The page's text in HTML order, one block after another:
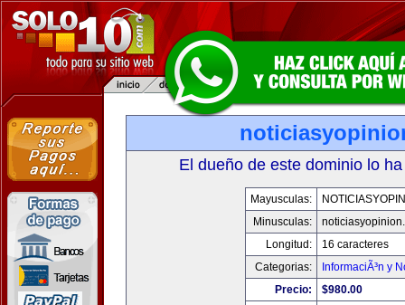
El dueño de este dominio lo
Mayusculas:
Minusculas:
Longitud:
16 caracteres
Categorias:
InformaciÃ³n y
Precio:
$980.00